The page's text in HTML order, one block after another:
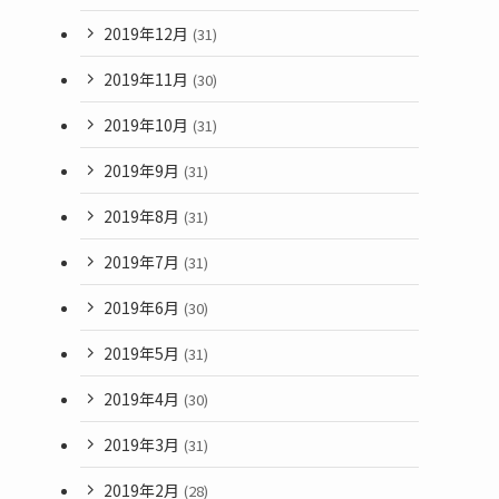
2019年12月 (31)
2019年11月 (30)
2019年10月 (31)
2019年9月 (31)
2019年8月 (31)
2019年7月 (31)
2019年6月 (30)
2019年5月 (31)
2019年4月 (30)
2019年3月 (31)
2019年2月 (28)